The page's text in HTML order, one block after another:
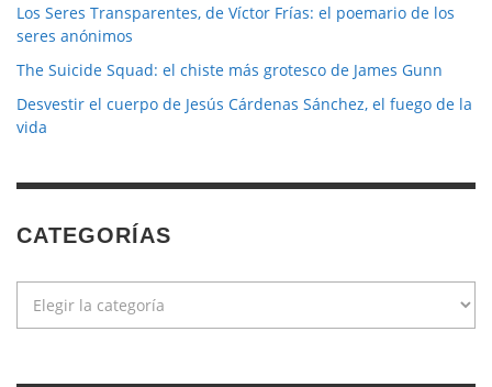
Los Seres Transparentes, de Víctor Frías: el poemario de los
seres anónimos
The Suicide Squad: el chiste más grotesco de James Gunn
Desvestir el cuerpo de Jesús Cárdenas Sánchez, el fuego de la
vida
CATEGORÍAS